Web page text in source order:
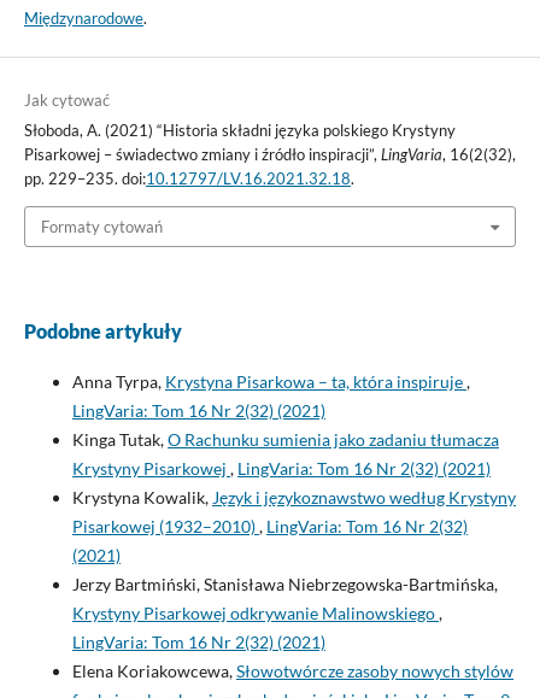
Międzynarodowe.
Jak cytować
Słoboda, A. (2021) “Historia składni języka polskiego Krystyny
Pisarkowej – świadectwo zmiany i źródło inspiracji”, LingVaria, 16(2(32),
pp. 229–235. doi:10.12797/LV.16.2021.32.18.
Formaty cytowań
Podobne artykuły
Anna Tyrpa, Krystyna Pisarkowa – ta, która inspiruje,
LingVaria: Tom 16 Nr 2(32) (2021)
Kinga Tutak,O Rachunku sumienia jako zadaniu tłumacza
Krystyny Pisarkowej , LingVaria: Tom 16 Nr 2(32) (2021)
Krystyna Kowalik, Język i językoznawstwo według Krystyny
Pisarkowej (1932–2010), LingVaria: Tom 16 Nr 2(32)
(2021)
Jerzy Bartmiński, Stanisława Niebrzegowska-Bartmińska,
Krystyny Pisarkowej odkrywanie Malinowskiego,
LingVaria: Tom 16 Nr 2(32) (2021)
Elena Koriakowcewa,Słowotwórcze zasoby nowych stylów